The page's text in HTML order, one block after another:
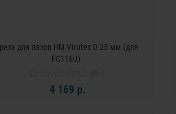
для пазов HM Virutex D 25 мм (для
FC116U)
4 169 р.